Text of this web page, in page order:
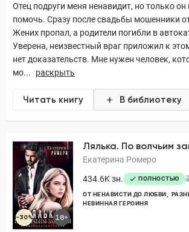
Отец подруги меня ненавидит, но только
помочь. Сразу после свадьбы мошенники
Жених пропал, а родители погибли в
Уверена, неизвестный враг приложил к
нет доказательств. Мне нужен человек,
мо...
раскрыть
Читать книгу В библиотеку
-30% 18+
Лялька. По волчьим
Екатерина Ромеро
434.6K зн.
ПОЛНОСТЬЮ
ОТ НЕНАВИСТИ ДО ЛЮБВИ
НЕВИННАЯ ГЕРОИНЯ